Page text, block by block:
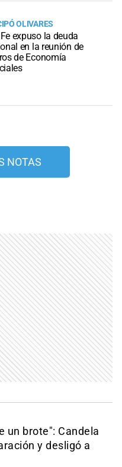
OLIVARES
expuso la deuda
en la reunión de
de Economía
NOTAS
un brote": Candela
y desligó a